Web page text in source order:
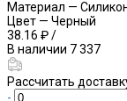
Материал —
Цвет — Черный
38.16 ₽/
В наличии 7 337
Рассчитать
-